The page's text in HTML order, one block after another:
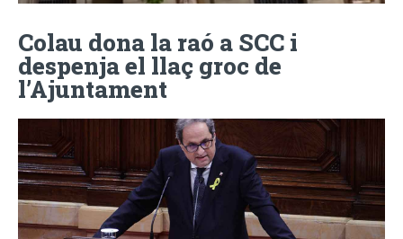
Colau dona la raó a SCC i
despenja el llaç groc de
l’Ajuntament